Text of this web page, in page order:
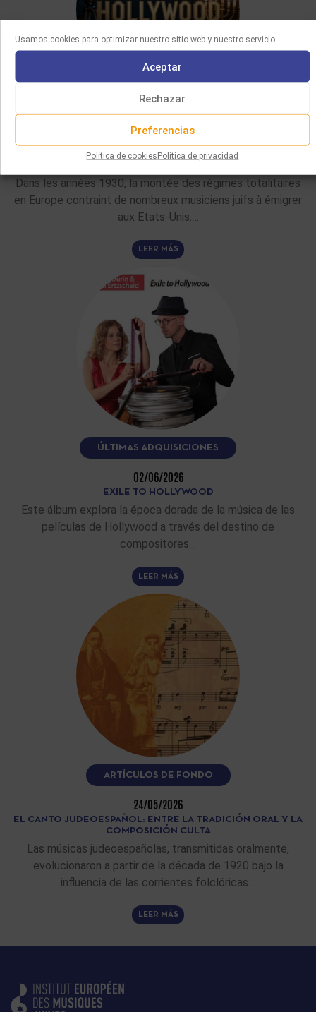
Usamos cookies para optimizar nuestro sitio web y nuestro servicio.
Aceptar
Rechazar
Preferencias
Política de cookiesPolítica de privacidad
02/06/2026
LA CONTRIBUCIÓN DE LOS COMPOSITORES JUDÍOS AL CINE
Dans les années 1930, la montée des régimes totalitaires
en Europe contraint de nombreux musiciens juifs à émigrer
aux Etats-Unis.…
LEER MÁS
ÚLTIMAS ADQUISICIONES
02/06/2026
EXILE TO HOLLYWOOD
Este álbum explora la época dorada de la música de las
películas de Hollywood a través del destino de
compositores…
LEER MÁS
ARTÍCULOS DE FONDO
24/05/2026
EL CANTO JUDEOESPAÑOL: ENTRE LA TRADICIÓN ORAL Y LA
COMPOSICIÓN CULTA
Las músicas judeoespañolas, transmitidas oralmente,
evolucionaron a partir de la década de 1920 bajo la
influencia de las corrientes folclóricas…
LEER MÁS